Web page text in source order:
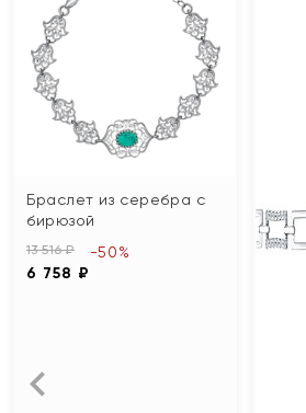
Браслет из серебра с
бирюзой
13 516 ₽
6 758 ₽
-50%